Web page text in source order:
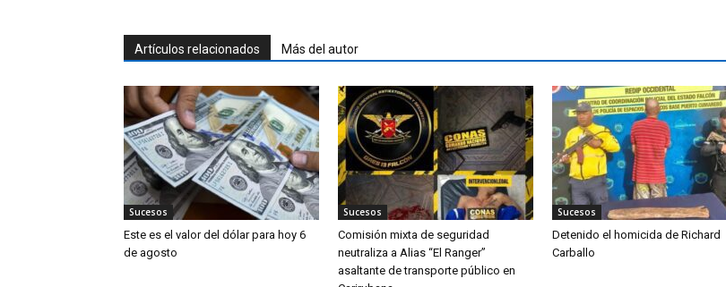
Artículos relacionados Más del autor
Sucesos
Este es el valor del dólar para hoy 6
de agosto
Sucesos
Comisión mixta de seguridad
neutraliza a Alias “El Ranger”
asaltante de transporte público en
Sucesos
Detenido el homicida de Richard
Carballo